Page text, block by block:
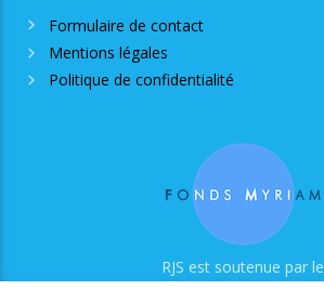
Formulaire de contact
Mentions légales
Politique de confidentialité
RJS est soutenue par le